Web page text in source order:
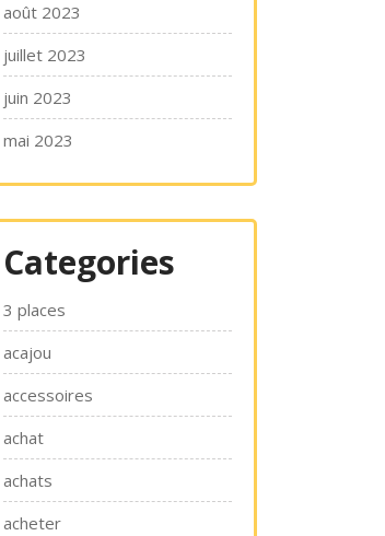
août 2023
juillet 2023
juin 2023
mai 2023
Categories
3 places
acajou
accessoires
achat
achats
acheter